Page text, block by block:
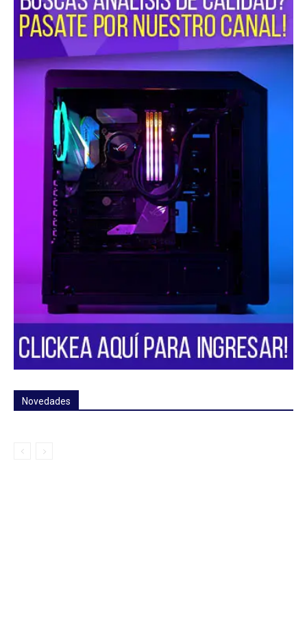
Novedades